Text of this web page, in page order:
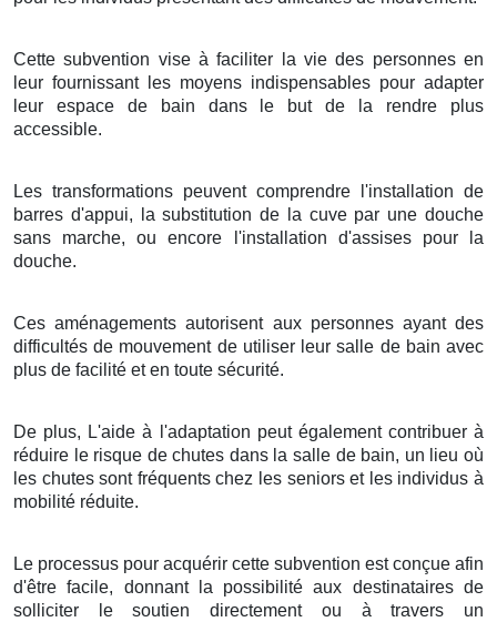
Cette subvention vise à faciliter la vie des personnes en
leur fournissant les moyens indispensables pour adapter
leur espace de bain dans le but de la rendre plus
accessible.
Les transformations peuvent comprendre l'installation de
barres d'appui, la substitution de la cuve par une douche
sans marche, ou encore l'installation d'assises pour la
douche.
Ces aménagements autorisent aux personnes ayant des
difficultés de mouvement de utiliser leur salle de bain avec
plus de facilité et en toute sécurité.
De plus, L'aide à l'adaptation peut également contribuer à
réduire le risque de chutes dans la salle de bain, un lieu où
les chutes sont fréquents chez les seniors et les individus à
mobilité réduite.
Le processus pour acquérir cette subvention est conçue afin
d'être facile, donnant la possibilité aux destinataires de
solliciter le soutien directement ou à travers un